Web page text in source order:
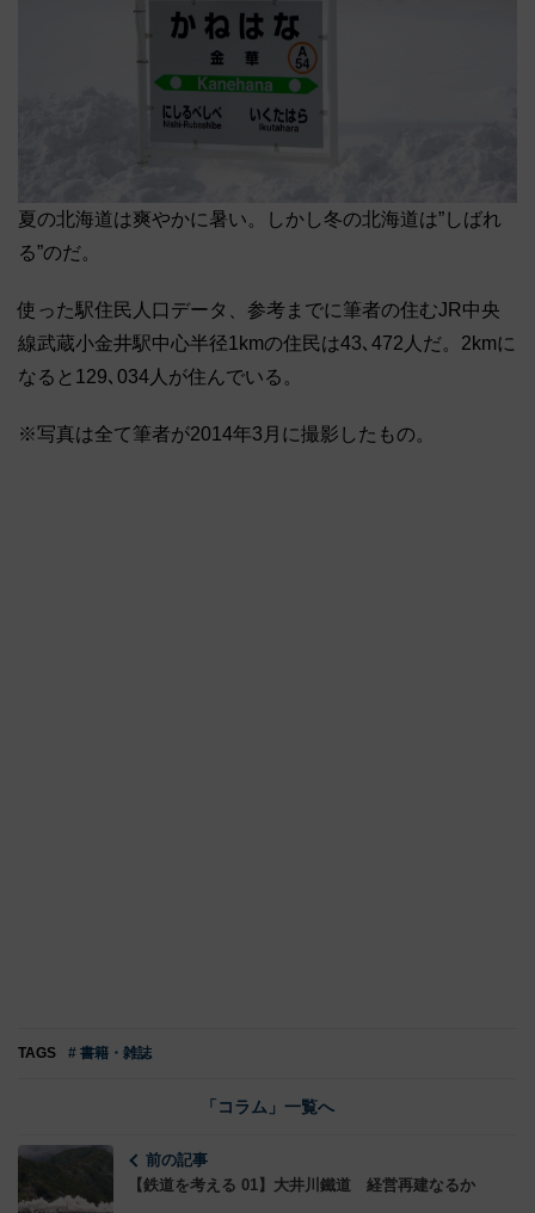
夏の北海道は爽やかに暑い。しかし冬の北海道は”しばれ
る”のだ。
使った駅住民人口データ、参考までに筆者の住むJR中央
線武蔵小金井駅中心半径1kmの住民は43､472人だ。2kmに
なると129､034人が住んでいる。
※写真は全て筆者が2014年3月に撮影したもの。
TAGS # 書籍・雑誌
「コラム」一覧へ
前の記事
【鉄道を考える 01】大井川鐵道 経営再建なるか